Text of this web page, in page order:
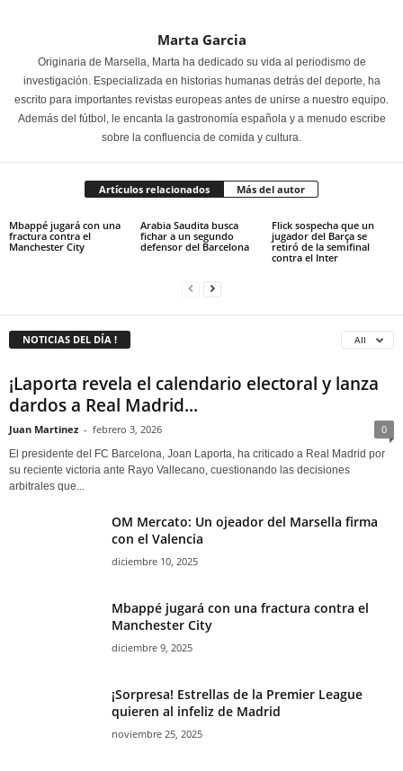
Marta Garcia
Originaria de Marsella, Marta ha dedicado su vida al periodismo de
investigación. Especializada en historias humanas detrás del deporte, ha
escrito para importantes revistas europeas antes de unirse a nuestro equipo.
Además del fútbol, le encanta la gastronomía española y a menudo escribe
sobre la confluencia de comida y cultura.
Artículos relacionados Más del autor
Mbappé jugará con una
fractura contra el
Manchester City
Arabia Saudita busca
fichar a un segundo
defensor del Barcelona
Flick sospecha que un
jugador del Barça se
retiró de la semifinal
contra el Inter
NOTICIAS DEL DÍA ! All
¡Laporta revela el calendario electoral y lanza
dardos a Real Madrid...
Juan Martinez - febrero 3, 2026 0
El presidente del FC Barcelona, Joan Laporta, ha criticado a Real Madrid por
su reciente victoria ante Rayo Vallecano, cuestionando las decisiones
arbitrales que...
OM Mercato: Un ojeador del Marsella firma
con el Valencia
diciembre 10, 2025
Mbappé jugará con una fractura contra el
Manchester City
diciembre 9, 2025
¡Sorpresa! Estrellas de la Premier League
quieren al infeliz de Madrid
noviembre 25, 2025